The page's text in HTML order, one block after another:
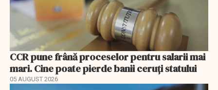
CCR pune frână proceselor pentru salarii mai
mari. Cine poate pierde banii ceruți statului
05 AUGUST 2026